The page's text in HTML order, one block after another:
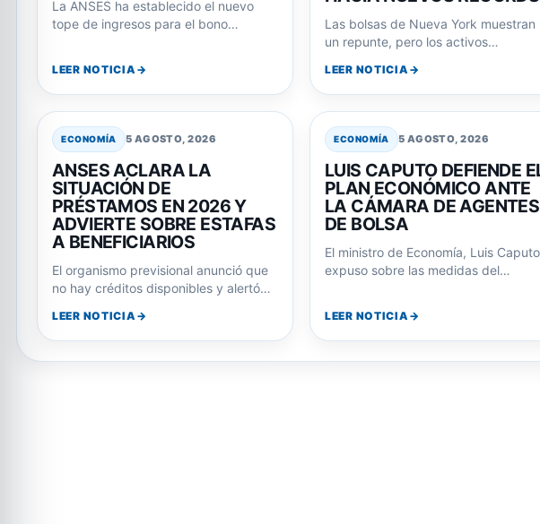
2026
La ANSES ha establecido el nuevo
extraordinario que acompaña los
LEER NOTICIA
WALL STREET AVANZA
HACIA NUEVOS RÉCORDS
Las bolsas de Nueva York muestran
un repunte, pero los activos
LEER NOTICIA
ECONOMÍA 5 AGOSTO, 2026
ANSES ACLARA LA
SITUACIÓN DE
PRÉSTAMOS EN 2026 Y
ADVIERTE SOBRE ESTAFAS
A BENEFICIARIOS
El organismo previsional anunció que
no hay créditos disponibles y alertó
LEER NOTICIA
ECONOMÍA 5 AGOSTO, 2026
LUIS CAPUTO DEFIENDE EL
PLAN ECONÓMICO ANTE
LA CÁMARA DE AGENTES
DE BOLSA
El ministro de Economía, Luis Caputo,
gobierno y proyectó la reelección de
LEER NOTICIA